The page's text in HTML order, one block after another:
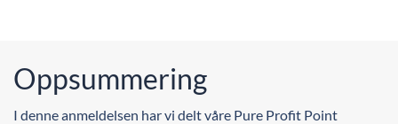
Oppsummering
I denne anmeldelsen har vi delt våre Pure Profit Point